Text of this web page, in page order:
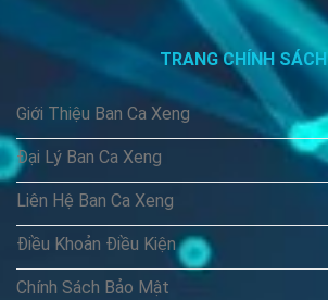
TRANG CHÍNH SÁCH
Giới Thiệu Ban Ca Xeng
Đại Lý Ban Ca Xeng
Liên Hệ Ban Ca Xeng
Điều Khoản Điều Kiện
Chính Sách Bảo Mật